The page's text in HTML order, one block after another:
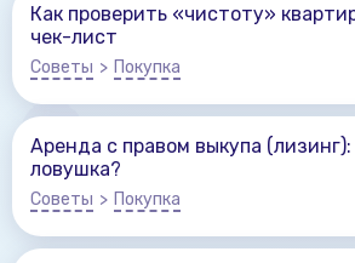
Как проверить «чистоту»
чек-лист
Советы > Покупка
Аренда с правом выкупа
ловушка?
Советы > Покупка